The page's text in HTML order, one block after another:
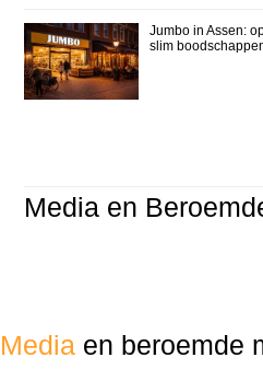
Jumbo in Assen:
slim
Media en
Media en beroemde